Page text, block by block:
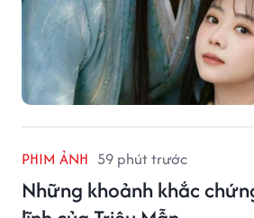
PHIM ẢNH 59 phút trước
Những khoảnh khắc